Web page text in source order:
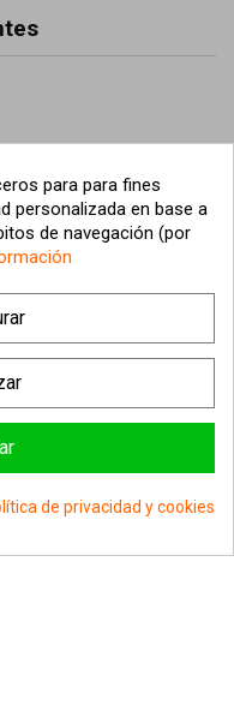

para para fines
personalizada en base a
de navegación (por
de privacidad y cookies